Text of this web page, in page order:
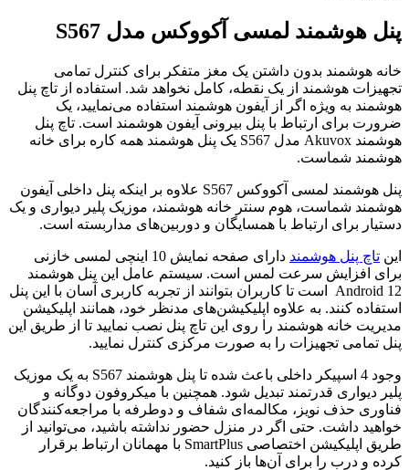
پنل هوشمند لمسی آکووکس مدل S567
خانه هوشمند بدون داشتن یک مغز متفکر برای کنترل تمامی
تجهیزات هوشمند از یک نقطه، کامل نخواهد شد. استفاده از تاچ پنل
هوشمند به ویژه اگر از آیفون هوشمند استفاده می‌نمایید، یک
ضرورت برای ارتباط با پنل بیرونی آیفون هوشمند است. تاچ پنل
هوشمند Akuvox مدل S567 یک پنل هوشمند همه کاره برای خانه
هوشمند شماست.
پنل هوشمند لمسی آکووکس S567 علاوه بر اینکه پنل داخلی آیفون
هوشمند شماست، هوم سنتر خانه هوشمند، موزیک پلیر دیواری و یک
دستیار برای ارتباط با همسایگان و دوربین‌های مداربسته است.
این تاچ پنل هوشمند
دارای صفحه نمایش 10 اینچی لمسی خازنی
برای افزایش سرعت لمس است. سیستم عامل این پنل هوشمند
Android 12 است تا کاربران بتوانند از تجربه کاربری آسان با این پنل
استفاده کنند. به علاوه اپلیکیشن‌های مدنظر خود، همانند اپلیکیشن
مدیریت خانه هوشمند را روی این تاچ پنل نصب نمایید تا از طریق این
پنل تمامی تجهیزات را به صورت مرکزی کنترل نمایید.
وجود 4 اسپیکر داخلی باعث شده تا پنل هوشمند S567 به یک موزیک
پلیر دیواری قدرتمند تبدیل شود. همچنین با میکروفون دوگانه و
فناوری حذف نویز، مکالمه‌ای شفاف و دوطرفه با مراجعه‌کنندگان
خواهید داشت. حتی اگر در منزل حضور نداشته باشید، می‌توانید از
طریق اپلیکیشن اختصاصی SmartPlus با مهمانان ارتباط برقرار
کرده و درب را برای آن‌ها باز کنید.